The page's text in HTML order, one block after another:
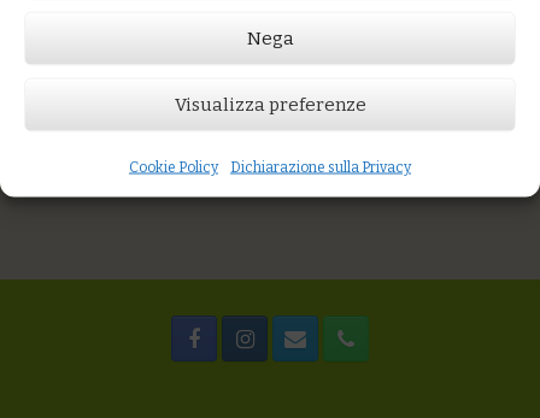
Nega
Visualizza preferenze
Cookie Policy Dichiarazione sulla Privacy
Verza speziata coriandolo, cumino, curcuma